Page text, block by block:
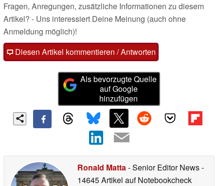
Fragen, Anregungen, zusätzliche Informationen zu diesem
Artikel? - Uns interessiert Deine Meinung (auch ohne
Anmeldung möglich)!
Diesen Artikel kommentieren / Antworten
Als bevorzugte Quelle
auf Google
hinzufügen
Ronald Matta- Senior Editor News-
14645 Artikel auf Notebookcheck